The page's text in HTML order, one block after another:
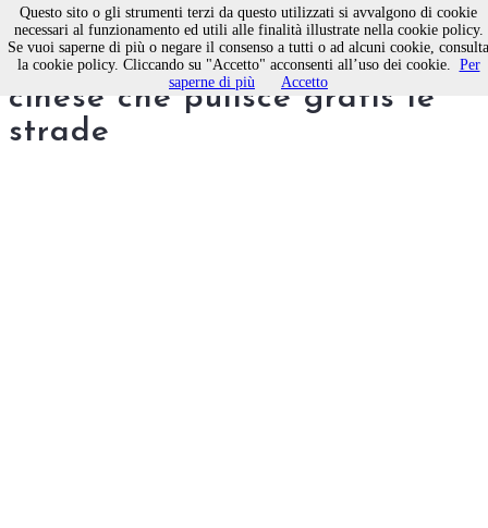
Una lezione di civiltà da un
cinese che pulisce gratis le
strade
Questo sito o gli strumenti terzi da questo utilizzati si avvalgono di cookie
necessari al funzionamento ed utili alle finalità illustrate nella cookie policy.
Se vuoi saperne di più o negare il consenso a tutti o ad alcuni cookie, consulta
la cookie policy. Cliccando su "Accetto" acconsenti all’uso dei cookie. Per
saperne di più
Accetto